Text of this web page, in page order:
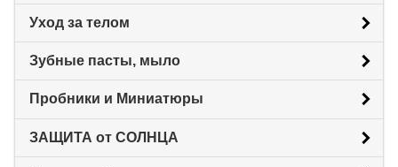
Уход за телом
Зубные пасты, мыло
Пробники и Миниатюры
ЗАЩИТА от СОЛНЦА